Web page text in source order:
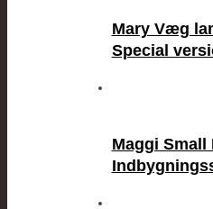
Mary Væg
Special
Maggi Small